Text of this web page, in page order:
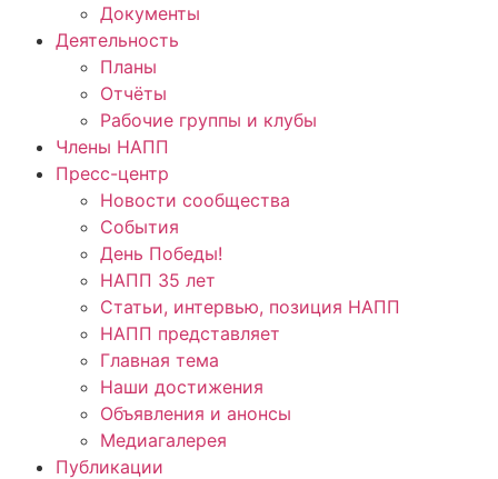
Документы
Деятельность
Планы
Отчёты
Рабочие группы и клубы
Члены НАПП
Пресс-центр
Новости сообщества
События
День Победы!
НАПП 35 лет
Статьи, интервью, позиция НАПП
НАПП представляет
Главная тема
Наши достижения
Объявления и анонсы
Медиагалерея
Публикации